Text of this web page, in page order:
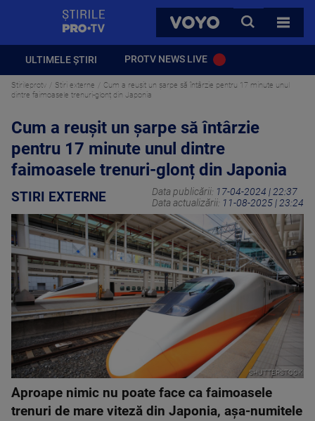
VOYO
CAUTA
TOATE
ULTIMELE ȘTIRI PROTV NEWS LIVE
Stirileprotv Stiri externe
Cum a reușit un șarpe să întârzie pentru 17 minute unul
dintre faimoasele trenuri-glonț din Japonia
Cum a reușit un șarpe să întârzie
pentru 17 minute unul dintre
faimoasele trenuri-glonț din Japonia
STIRI EXTERNE Data publicării: 17-04-2024 | 22:37
Data actualizării: 11-08-2025 | 23:24
SHUTTERSTOCK
Aproape nimic nu poate face ca faimoasele
trenuri de mare viteză din Japonia, aşa-numitele